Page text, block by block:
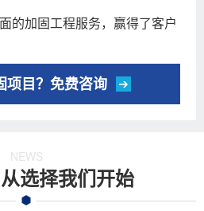
的加固工程服务，赢得了客户
项目？免费咨询
NEWS
选择我们开始